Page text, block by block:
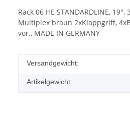
Rack 06 HE STANDARDLINE,
Multiplex braun 2xKlappgriff,
vor., MADE IN GERMANY
Versandgewicht:
Artikelgewicht: